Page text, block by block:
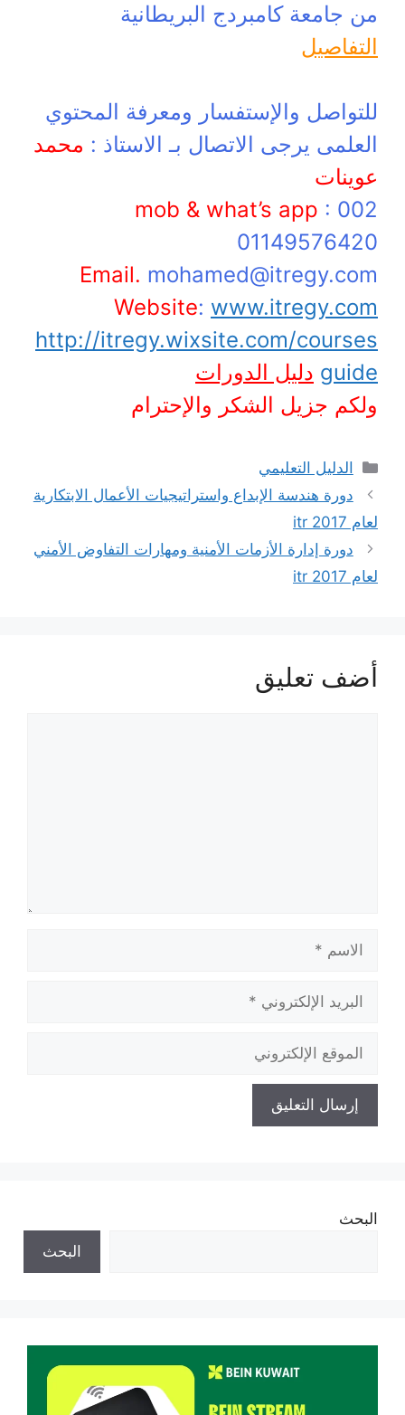
من جامعة كامبردج البريطانية
التفاصيل
للتواصل والإستفسار ومعرفة المحتوي
العلمى يرجى الاتصال بـ الاستاذ : محمد
عوينات
mob & what’s app : 002
01149576420
Email. mohamed@itregy.com
Website: www.itregy.com
http://itregy.wixsite.com/courses
guide دليل الدورات
ولكم جزيل الشكر والإحترام
التصنيفات
الدليل التعليمي
دورة هندسة الإبداع واستراتيجيات الأعمال الابتكارية
لعام 2017 itr
دورة إدارة الأزمات الأمنية ومهارات التفاوض الأمني
لعام 2017 itr
أضف تعليق
الاسم
البريد
الإلكتروني
الموقع
الإلكتروني
البحث
البحث